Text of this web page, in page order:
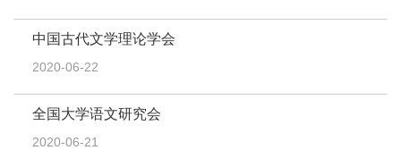
中国古代文学理论学会
2020-06-22
全国大学语文研究会
2020-06-21